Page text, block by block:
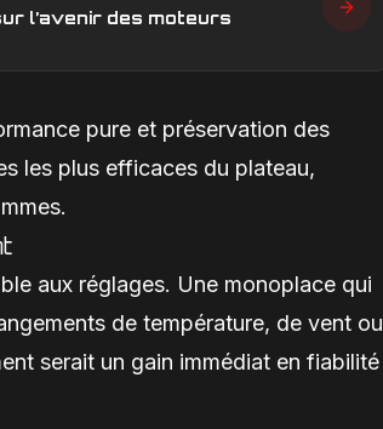
l’avenir des moteurs
pure et préservation des
les plus efficaces du plateau,
aux réglages. Une monoplace qui
de température, de vent ou
serait un gain immédiat en fiabilité